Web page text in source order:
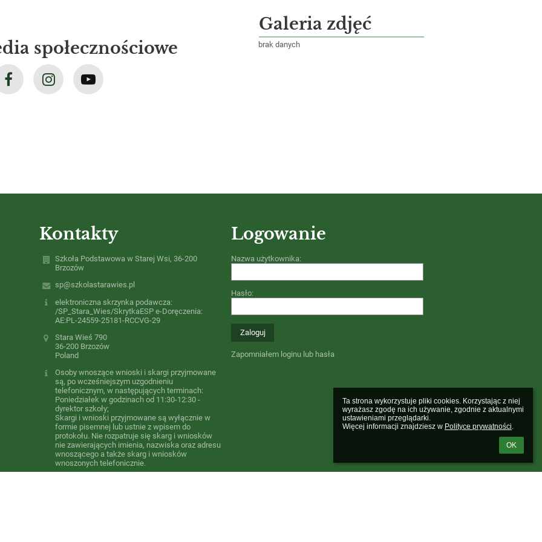
Ta strona wykorzystuje pliki cookies. Korzystając z niej
wyrażasz zgodę na ich używanie, zgodnie z aktualnymi
ustawieniami przeglądarki.
Więcej informacji znajdziesz w Polityce prywatności.
OK
społecznościowe
Galeria zdjęć
brak danych
Kontakty
Szkoła Podstawowa w Starej Wsi, 36-200
Brzozów
sp@szkolastarawies.pl
elektroniczna skrzynka podawcza:
/SP_Stara_Wies/SkrytkaESP e-Doręczenia:
AE:PL-24559-25181-RCCVG-29
Stara Wieś 790
36-200 Brzozów
Poland
Osoby wnoszące wnioski i skargi przyjmowane
są, po wcześniejszym uzgodnieniu
telefonicznym, w następujących terminach:
Poniedziałek w godzinach od 11:30-12:30 -
dyrektor szkoły;
Skargi i wnioski przyjmowane są wyłącznie w
formie pisemnej lub ustnie z wpisem do
protokołu. Nie rozpatruje się skarg i wniosków
nie zawierających imienia, nazwiska oraz adresu
wnoszącego a także skarg i wniosków
wnoszonych telefonicznie.
Logowanie
Nazwa użytkownika:
Hasło:
Zapomniałem loginu lub hasła